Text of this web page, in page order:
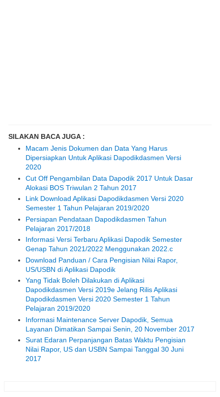
SILAKAN BACA JUGA :
Macam Jenis Dokumen dan Data Yang Harus
Dipersiapkan Untuk Aplikasi Dapodikdasmen Versi
2020
Cut Off Pengambilan Data Dapodik 2017 Untuk Dasar
Alokasi BOS Triwulan 2 Tahun 2017
Link Download Aplikasi Dapodikdasmen Versi 2020
Semester 1 Tahun Pelajaran 2019/2020
Persiapan Pendataan Dapodikdasmen Tahun
Pelajaran 2017/2018
Informasi Versi Terbaru Aplikasi Dapodik Semester
Genap Tahun 2021/2022 Menggunakan 2022.c
Download Panduan / Cara Pengisian Nilai Rapor,
US/USBN di Aplikasi Dapodik
Yang Tidak Boleh Dilakukan di Aplikasi
Dapodikdasmen Versi 2019e Jelang Rilis Aplikasi
Dapodikdasmen Versi 2020 Semester 1 Tahun
Pelajaran 2019/2020
Informasi Maintenance Server Dapodik, Semua
Layanan Dimatikan Sampai Senin, 20 November 2017
Surat Edaran Perpanjangan Batas Waktu Pengisian
Nilai Rapor, US dan USBN Sampai Tanggal 30 Juni
2017